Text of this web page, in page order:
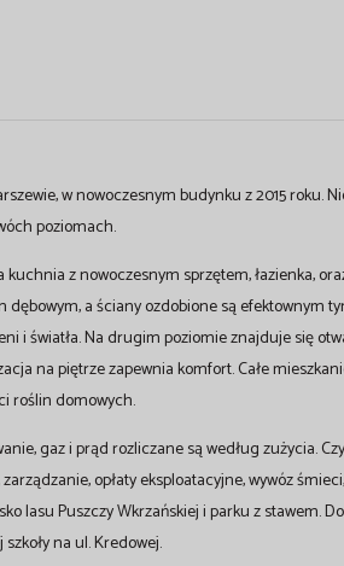
w nowoczesnym budynku z 2015 roku.
poziomach.
z nowoczesnym sprzętem, łazienka,
a ściany ozdobione są efektownym
i światła. Na drugim poziomie znajduje się
na piętrze zapewnia komfort. Całe
roślin domowych.
gaz i prąd rozliczane są według zużycia.
opłaty eksploatacyjne, wywóz
lasu Puszczy Wkrzańskiej i parku z stawem.
na ul. Kredowej.